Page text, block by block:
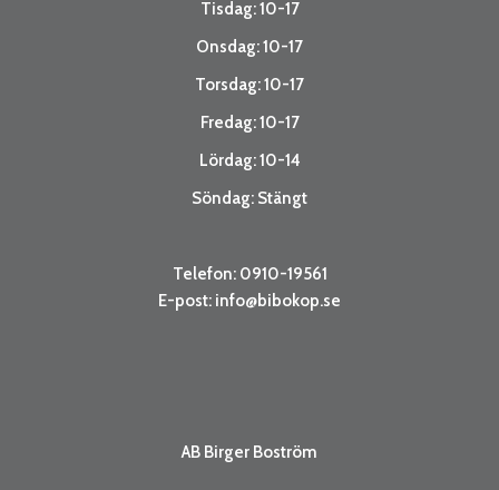
Tisdag: 10-17
Onsdag: 10-17
Torsdag: 10-17
Fredag: 10-17
Lördag: 10-14
Söndag: Stängt
Telefon: 0910-19561
E-post: info@bibokop.se
AB Birger Boström